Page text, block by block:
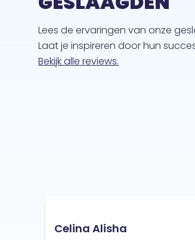
Lees de ervaringen van onze
Laat je inspireren door hun
Bekijk alle reviews.
Celina Alisha